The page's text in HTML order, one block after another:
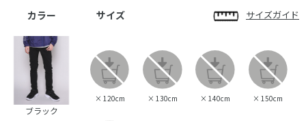
カラー サイズ サイズガイド
ブラック
× 120cm × 130cm × 140cm × 150cm